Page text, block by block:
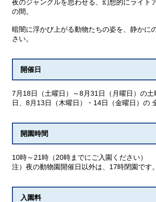
夜のジャングルを思わせる、幻想的にライト
の間。
暗闇に浮かび上がる動物たちの姿を、静かに
さい。
開催日
7月18日（土曜日）～8月31日（月曜日）の
日、8月13日（木曜日）・14日（金曜日）の
開園時間
10時～21時（20時までにご入園ください）
注）夜の動物園開催日以外は、17時閉園です。
入園料